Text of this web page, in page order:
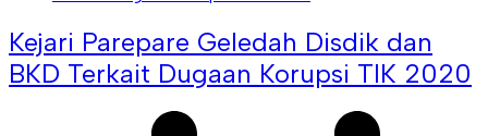
Kejari Parepare Geledah Disdik dan
BKD Terkait Dugaan Korupsi TIK 2020